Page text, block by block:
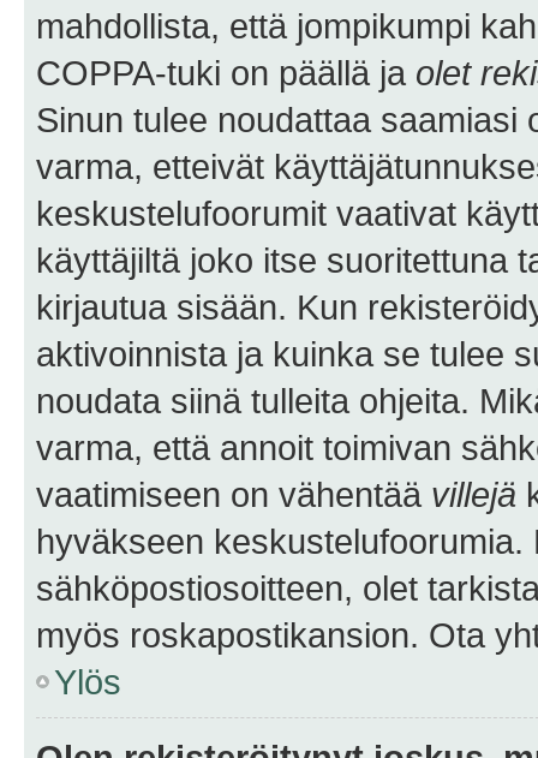
mahdollista, että jompikumpi
COPPA-tuki on päällä ja olet
Sinun tulee noudattaa saamiasi
varma, etteivät
keskustelufoorumit vaativat
käyttäjiltä joko itse suoritettuna
kirjautua sisään. Kun
aktivoinnista ja kuinka se tulee
noudata siinä tulleita ohjeita.
varma, että annoit toimivan
vaatimiseen on vähentää villejä
hyväkseen
sähköpostiosoitteen, olet
myös roskapostikansion. Ota
Ylös